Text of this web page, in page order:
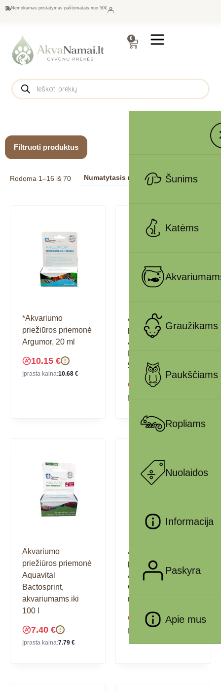
Nemokamas pristatymas paštomatais nuo 50€
0
Šunims
Katėms
Graužikams
Paukščiams
Ropliams
Nuolaidos
Informacija
Paskyra
Apie mus
Filtruoti produktus
Rodoma 1–16 iš 70
*Akvariumo
priežiūros priemonė
Argumor, 20 ml
10.15 € !
Įprasta kaina:10.68 €
Akvariumo
priežiūros priemonė
Aquavital
500 l akvariumams
8.47€
Akvariumo
priežiūros priemonė
Aquavital
Bactosprint,
akvariumams iki
100 l
7.40 € !
Įprasta kaina:7.79 €
Akvariumo
priežiūros priemonė
Aquavital
Conditioner+, 100
ml
4.56 €